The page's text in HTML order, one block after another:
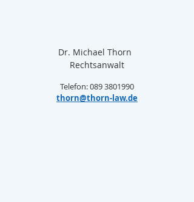
Dr. Michael Thorn
Rechtsanwalt
Telefon: 089 3801990
thorn@thorn-law.de